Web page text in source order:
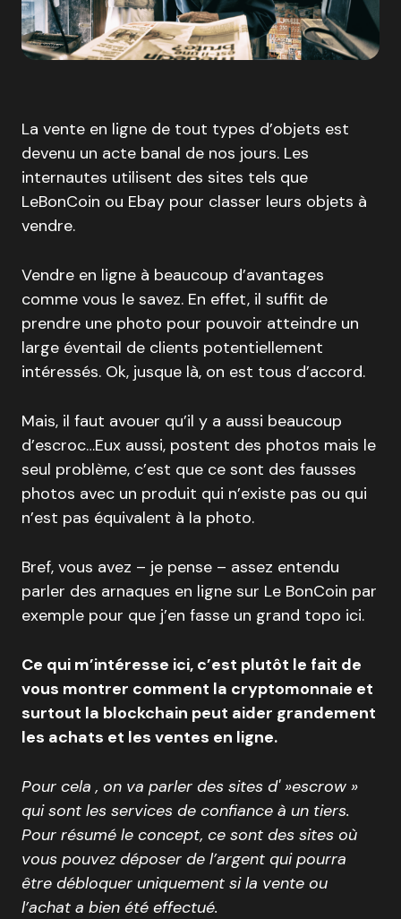
La vente en ligne de tout types d’objets est
devenu un acte banal de nos jours. Les
internautes utilisent des sites tels que
LeBonCoin ou Ebay pour classer leurs objets à
vendre.
Vendre en ligne à beaucoup d’avantages
comme vous le savez. En effet, il suffit de
prendre une photo pour pouvoir atteindre un
large éventail de clients potentiellement
intéressés. Ok, jusque là, on est tous d’accord.
Mais, il faut avouer qu’il y a aussi beaucoup
d’escroc…Eux aussi, postent des photos mais le
seul problème, c’est que ce sont des fausses
photos avec un produit qui n’existe pas ou qui
n’est pas équivalent à la photo.
Bref, vous avez – je pense – assez entendu
parler des arnaques en ligne sur Le BonCoin par
exemple pour que j’en fasse un grand topo ici.
Ce qui m’intéresse ici, c’est plutôt le fait de
vous montrer comment la cryptomonnaie et
surtout la blockchain peut aider grandement
les achats et les ventes en ligne.
Pour cela , on va parler des sites d' »escrow »
qui sont les services de confiance à un tiers.
Pour résumé le concept, ce sont des sites où
vous pouvez déposer de l’argent qui pourra
être débloquer uniquement si la vente ou
l’achat a bien été effectué.